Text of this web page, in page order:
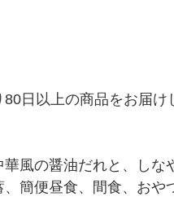
日以上の商品をお届け
風の醤油だれと、し
簡便昼食、間食、おや